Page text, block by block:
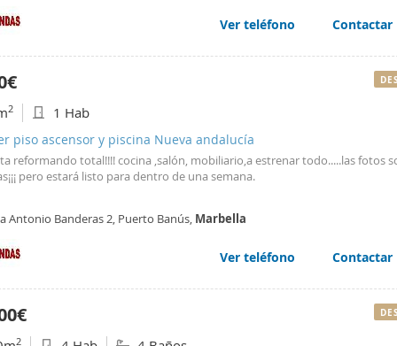
Ver teléfono Contactar
2 1 Hab
piso ascensor y piscina Nueva andalucía
esta reformando total!!!! cocina ,salón, mobiliario,a estrenar todo.....las fotos
pero estará listo para dentro de una semana.
Antonio Banderas 2, Puerto Banús, Marbella
Ver teléfono Contactar
2